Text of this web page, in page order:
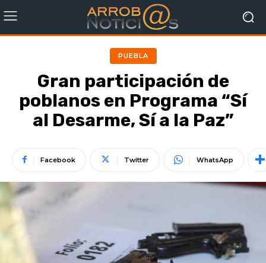
PUEBLA
Gran participación de
poblanos en Programa “Sí
al Desarme, Sí a la Paz”
Facebook Twitter WhatsApp